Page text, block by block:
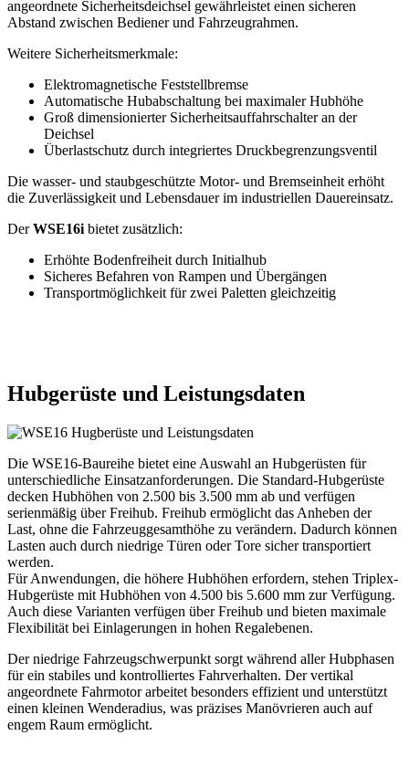
angeordnete Sicherheitsdeichsel gewährleistet einen sicheren
Abstand zwischen Bediener und Fahrzeugrahmen.
Weitere Sicherheitsmerkmale:
Elektromagnetische Feststellbremse
Automatische Hubabschaltung bei maximaler Hubhöhe
Groß dimensionierter Sicherheitsauffahrschalter an der
Deichsel
Überlastschutz durch integriertes Druckbegrenzungsventil
Die wasser- und staubgeschützte Motor- und Bremseinheit erhöht
die Zuverlässigkeit und Lebensdauer im industriellen Dauereinsatz.
DerWSE16i bietet zusätzlich:
Erhöhte Bodenfreiheit durch Initialhub
Sicheres Befahren von Rampen und Übergängen
Transportmöglichkeit für zwei Paletten gleichzeitig
Hubgerüste und Leistungsdaten
Die WSE16-Baureihe bietet eine Auswahl an Hubgerüsten für
unterschiedliche Einsatzanforderungen. Die Standard-Hubgerüste
decken Hubhöhen von 2.500 bis 3.500 mm ab und verfügen
serienmäßig über Freihub. Freihub ermöglicht das Anheben der
Last, ohne die Fahrzeuggesamthöhe zu verändern. Dadurch können
Lasten auch durch niedrige Türen oder Tore sicher transportiert
werden.
Für Anwendungen, die höhere Hubhöhen erfordern, stehen Triplex-
Hubgerüste mit Hubhöhen von 4.500 bis 5.600 mm zur Verfügung.
Auch diese Varianten verfügen über Freihub und bieten maximale
Flexibilität bei Einlagerungen in hohen Regalebenen.
Der niedrige Fahrzeugschwerpunkt sorgt während aller Hubphasen
für ein stabiles und kontrolliertes Fahrverhalten. Der vertikal
angeordnete Fahrmotor arbeitet besonders effizient und unterstützt
einen kleinen Wenderadius, was präzises Manövrieren auch auf
engem Raum ermöglicht.